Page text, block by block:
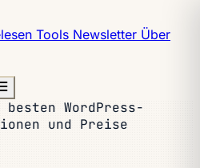
Tools Newsletter Über
WordPress-
und Preise